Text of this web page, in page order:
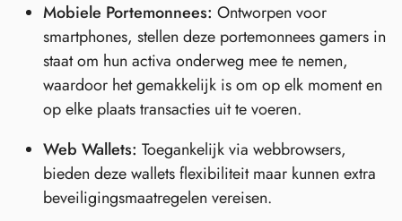
Mobiele Portemonnees: Ontworpen voor
smartphones, stellen deze portemonnees gamers in
staat om hun activa onderweg mee te nemen,
waardoor het gemakkelijk is om op elk moment en
op elke plaats transacties uit te voeren.
Web Wallets: Toegankelijk via webbrowsers,
bieden deze wallets flexibiliteit maar kunnen extra
beveiligingsmaatregelen vereisen.